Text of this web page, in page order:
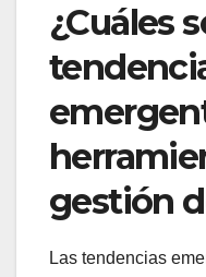
¿Cuáles
gestión
Las tendencias